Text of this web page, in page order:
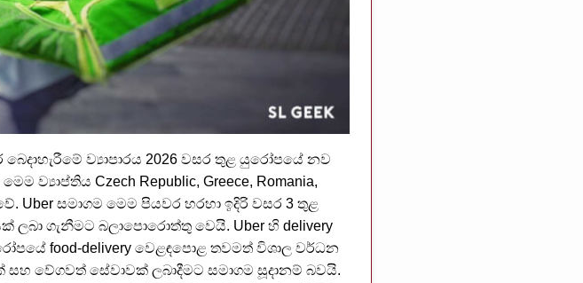
ව්‍යාපාරය 2026 වසර තුළ යුරෝපයේ නව
ව්‍යාප්තිය Czech Republic, Greece, Romania,
Uber සමාගම මෙම පියවර හරහා ඉදිරි වසර 3 තුළ
ලබා ගැනීමට බලාපොරොත්තු වෙයි. Uber හි delivery
food-delivery වෙළඳපොළ තවමත් විශාල වර්ධන
වේගවත් සේවාවක් ලබාදීමට සමාගම සූදානම් බවයි.